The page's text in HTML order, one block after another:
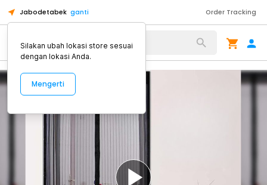
Jabodetabek ganti Order Tracking
Alat Kopi
Silakan ubah lokasi store sesuai
dengan lokasi Anda.
Mengerti